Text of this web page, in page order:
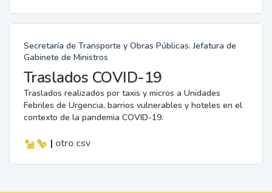
Secretaría de Transporte y Obras Públicas. Jefatura de
Gabinete de Ministros
Traslados COVID-19
Traslados realizados por taxis y micros a Unidades
Febriles de Urgencia, barrios vulnerables y hoteles en el
contexto de la pandemia COVID-19.
| otro csv